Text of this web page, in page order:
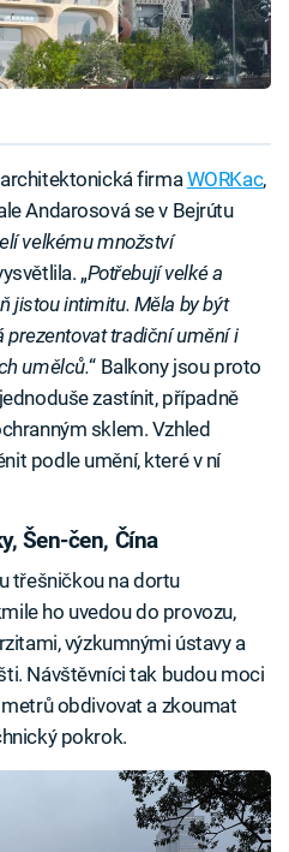
firma WORKac,
Andarosová se v Bejrútu
velkému množství
„Potřebují velké a
jistou intimitu. Měla by být
prezentovat tradiční umění i
umělců.“ Balkony jsou proto
zastínit, případně
sklem. Vzhled
podle umění, které v ní
Šen-čen, Čína
třešničkou na dortu
ho uvedou do provozu,
výzkumnými ústavy a
Návštěvníci tak budou moci
obdivovat a zkoumat
pokrok.